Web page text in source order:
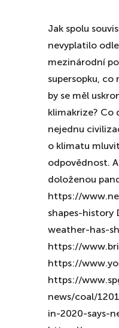
Jak spolu
nevyplatilo
mezinárodní
supersopku,
by se měl
klimakrize? Co
nejednu
o klimatu
odpovědnost.
doloženou
https://
shapes-history
weather-has-
https://
https://
https://
news/coal/
in-2020-says-